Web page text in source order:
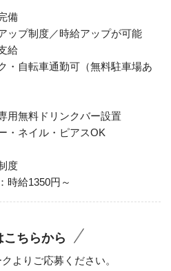
備
ップ制度／時給アップが可能
給
・自転車通勤可（無料駐車場あ
用無料ドリンクバー設置
・ネイル・ピアスOK
度
時給1350円～
こちらから
よりご応募ください。